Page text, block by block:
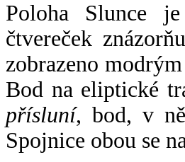
Poloha Slunce
čtvereček
zobrazeno
Bod na eliptické
přísluní, bod, v
Spojnice obou se